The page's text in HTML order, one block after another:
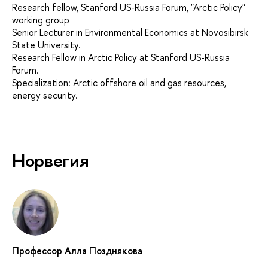
Research fellow, Stanford US-Russia Forum, "Arctic Policy"
working group
Senior Lecturer in Environmental Economics at Novosibirsk
State University.
Research Fellow in Arctic Policy at Stanford US-Russia
Forum.
Specialization: Arctic offshore oil and gas resources,
energy security.
Норвегия
Профессор Алла Позднякова